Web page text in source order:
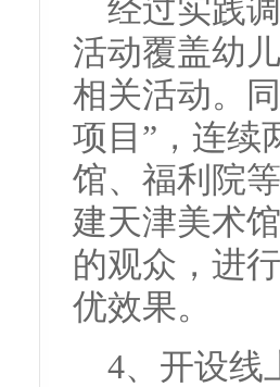
经过实践
活动覆盖幼
相关活动。
项目”，连续
馆、福利院
建天津美术
的观众，进
优效果。
4、开设线